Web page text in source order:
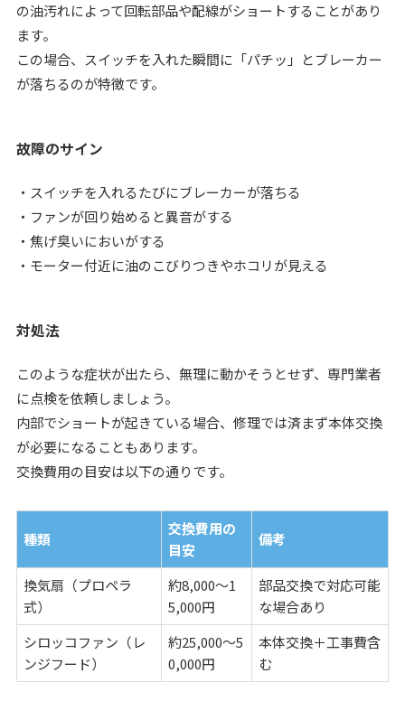
の油汚れによって回転部品や配線がショートすることがあり
ます。
この場合、スイッチを入れた瞬間に「パチッ」とブレーカー
が落ちるのが特徴です。
故障のサイン
・スイッチを入れるたびにブレーカーが落ちる
・ファンが回り始めると異音がする
・焦げ臭いにおいがする
・モーター付近に油のこびりつきやホコリが見える
対処法
このような症状が出たら、無理に動かそうとせず、専門業者
に点検を依頼しましょう。
内部でショートが起きている場合、修理では済まず本体交換
が必要になることもあります。
交換費用の目安は以下の通りです。
種類
交換費用の
目安
備考
換気扇（プロペラ
式）
約8,000〜1
5,000円
部品交換で対応可能
な場合あり
シロッコファン（レ
ンジフード）
約25,000〜5
0,000円
本体交換＋工事費含
む